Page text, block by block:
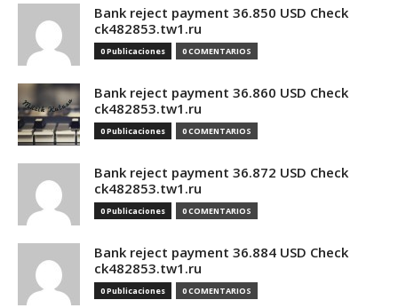
Bank reject payment 36.850 USD Check
ck482853.tw1.ru
0 Publicaciones 0 COMENTARIOS
Bank reject payment 36.860 USD Check
ck482853.tw1.ru
0 Publicaciones 0 COMENTARIOS
Bank reject payment 36.872 USD Check
ck482853.tw1.ru
0 Publicaciones 0 COMENTARIOS
Bank reject payment 36.884 USD Check
ck482853.tw1.ru
0 Publicaciones 0 COMENTARIOS